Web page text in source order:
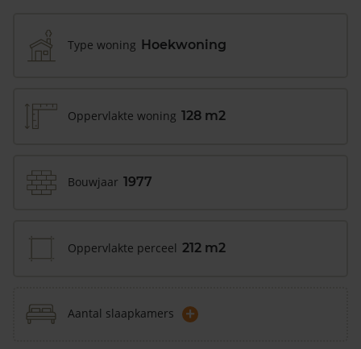
Type woning Hoekwoning
Oppervlakte woning 128 m2
Bouwjaar 1977
Oppervlakte perceel 212 m2
Aantal slaapkamers +